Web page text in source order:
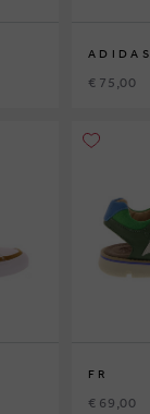
ADIDAS
€ 75,00
FR
€ 69,00